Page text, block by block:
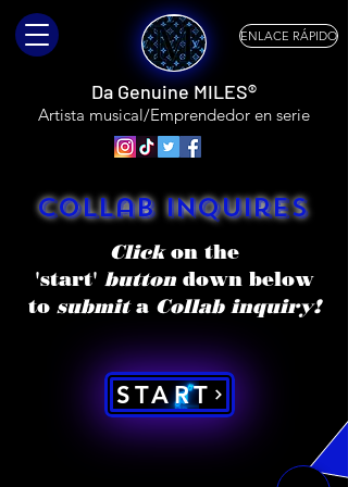
ENLACE RÁPIDO
Da Genuine MILES®
Artista musical/Emprendedor en serie
Collab Inquires
Clickon the
'start' buttondown below
to submita Collab inquiry!
START